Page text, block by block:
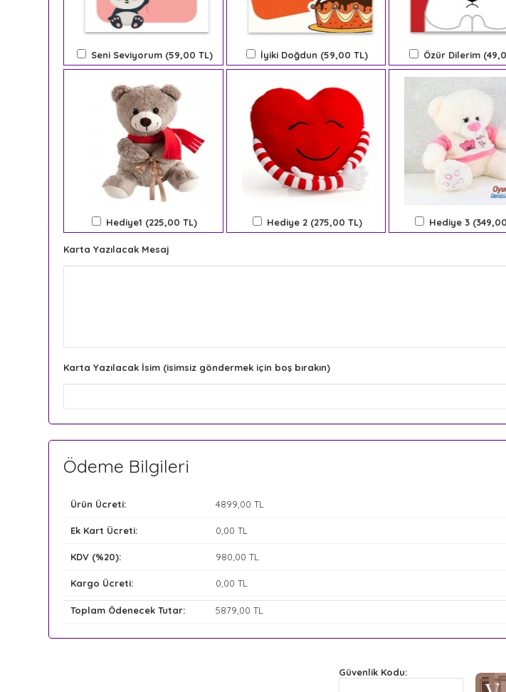
Seni Seviyorum (59,00 TL) İyiki Doğdun (59,00 TL) Özür Dilerim
Hediye1 (225,00 TL) Hediye 2 (275,00 TL) Hediye 3
Karta Yazılacak Mesaj
Karta Yazılacak İsim (isimsiz göndermek için boş bırakın)
Ödeme Bilgileri
Ürün Ücreti: 4899 ,00 TL
Ek Kart Ücreti: 0 ,00 TL
KDV (%20): 980 ,00 TL
Kargo Ücreti: 0 ,00 TL
Toplam Ödenecek Tutar: 5879 ,00 TL
Güvenlik Kodu: